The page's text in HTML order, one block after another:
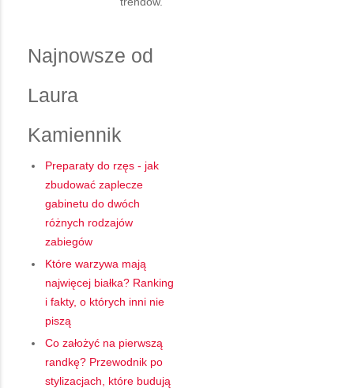
Najnowsze od
Laura
Kamiennik
Preparaty do rzęs - jak
zbudować zaplecze
gabinetu do dwóch
różnych rodzajów
zabiegów
Które warzywa mają
najwięcej białka? Ranking
i fakty, o których inni nie
piszą
Co założyć na pierwszą
randkę? Przewodnik po
stylizacjach, które budują